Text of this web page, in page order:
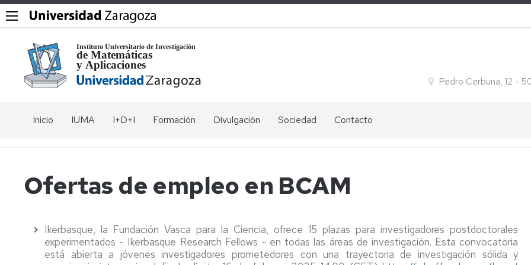
Pedro Cerbuna, 12 -
Inicio IUMA
Comités
Investigadores
del
I+D+I
Rubio
de
Seminario
de
Álgebra
Jornadas
IUMA
days
Formación
e
Investigación
y
Computación
Divulgación
Exposiciones
de
Matemáticas
Sociedad
Igualdad
Contacto
Cómo
Ofertas de empleo en BCAM
Ikerbasque, la Fundación Vasca para la Ciencia, ofrece 15 plazas para investigadores postdoctorales
experimentados - Ikerbasque Research Fellows - en todas las áreas de investigación. Esta convocatoria
está abierta a jóvenes investigadores prometedores con una trayectoria de investigación sólida y